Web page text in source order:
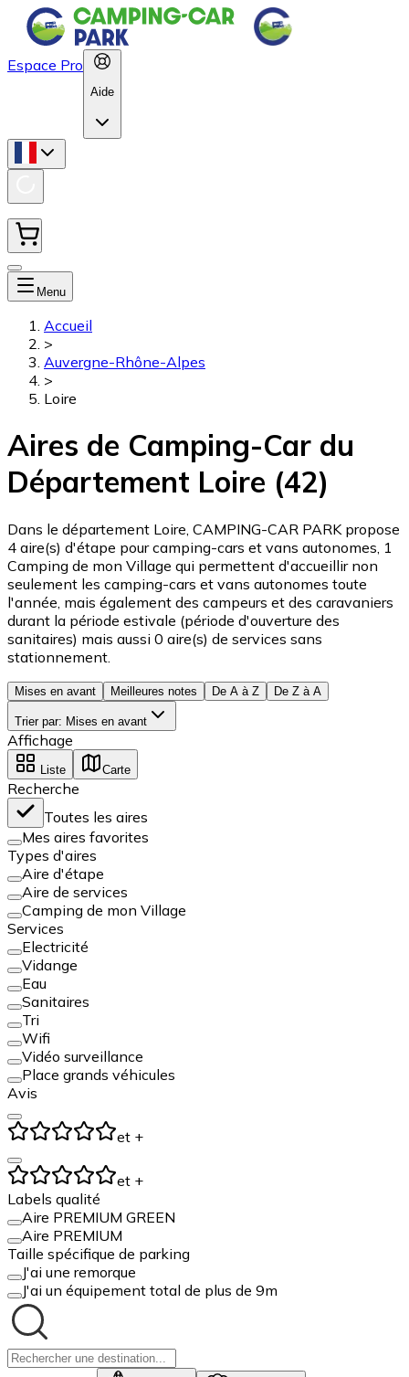
Espace Pro
Aide
Menu
Accueil
>
Auvergne-Rhône-Alpes
>
Loire
Aires de Camping-Car du
Département Loire (42)
Dans le département Loire, CAMPING-CAR PARK propose
4 aire(s) d'étape pour camping-cars et vans autonomes, 1
Camping de mon Village qui permettent d'accueillir non
seulement les camping-cars et vans autonomes toute
l'année, mais également des campeurs et des caravaniers
durant la période estivale (période d'ouverture des
sanitaires) mais aussi 0 aire(s) de services sans
stationnement.
Mises en avant Meilleures notes De A à Z De Z à A
Trier par: Mises en avant
Affichage
Liste Carte
Recherche
Toutes les aires
Mes aires favorites
Types d'aires
Aire d'étape
Aire de services
Camping de mon Village
Services
Electricité
Vidange
Eau
Sanitaires
Tri
Wifi
Vidéo surveillance
Place grands véhicules
Avis
et +
et +
Labels qualité
Aire PREMIUM GREEN
Aire PREMIUM
Taille spécifique de parking
J'ai une remorque
J'ai un équipement total de plus de 9m